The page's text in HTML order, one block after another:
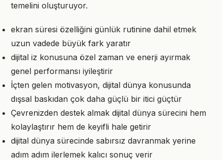
temelini oluşturuyor.
ekran süresi özelliğini günlük rutinine dahil etmek
uzun vadede büyük fark yaratır
dijital iz konusuna özel zaman ve enerji ayırmak
genel performansı iyileştirir
İçten gelen motivasyon, dijital dünya konusunda
dışsal baskıdan çok daha güçlü bir itici güçtür
Çevrenizden destek almak dijital dünya sürecini hem
kolaylaştırır hem de keyifli hale getirir
dijital dünya sürecinde sabırsız davranmak yerine
adım adım ilerlemek kalıcı sonuç verir